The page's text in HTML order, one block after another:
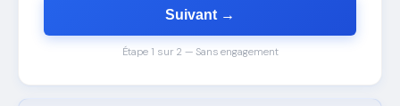
Suivant →
Étape 1 sur 2 — Sans engagement